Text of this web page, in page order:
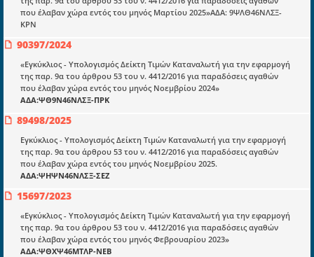
που έλαβαν χώρα εντός του μηνός Μαρτίου 2025»ΑΔΑ: 9ΨΛΘ46ΝΛΣΞ-
ΚΡΝ
90397/2024
«Εγκύκλιος - Υπολογισμός Δείκτη Τιμών Καταναλωτή για την εφαρμογή
της παρ. 9α του άρθρου 53 του ν. 4412/2016 για παραδόσεις αγαθών
που έλαβαν χώρα εντός του μηνός Νοεμβρίου 2024»
ΑΔΑ:ΨΘ9Ν46ΝΛΣΞ-ΠΡΚ
89498/2025
Εγκύκλιος - Υπολογισμός Δείκτη Τιμών Καταναλωτή για την εφαρμογή
της παρ. 9α του άρθρου 53 του ν. 4412/2016 για παραδόσεις αγαθών
που έλαβαν χώρα εντός του μηνός Νοεμβρίου 2025.
ΑΔΑ:ΨΗΨΝ46ΝΛΣΞ-ΣΕΖ
15697/2023
«Εγκύκλιος - Υπολογισμός Δείκτη Τιμών Καταναλωτή για την εφαρμογή
της παρ. 9α του άρθρου 53 του ν. 4412/2016 για παραδόσεις αγαθών
που έλαβαν χώρα εντός του μηνός Φεβρουαρίου 2023»
ΑΔΑ:ΨΘΧΨ46ΜΤΛΡ-ΝΕΒ
Ποιοί είμαστε;
Μια πολυετής εθελοντική προσπάθεια που
μετατράπηκε σε επιχειρηματική οντότητα και φιλοδοξεί να συμβάλλει
στην διάδοση της γνώσης.
Ενότητες
Επικαιρότητα
E-book
Οδηγοί εκκαθάρισης
Νόμοι και προεδρικά διατάγματα